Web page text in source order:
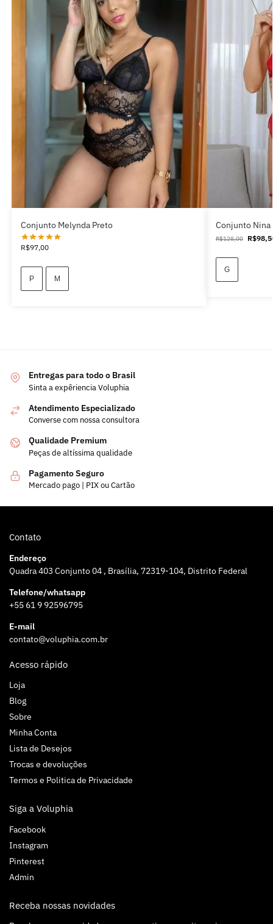
Conjunto Melynda Preto
R$97,00
P M
Conjunto
R$128,00 R$
G
Entregas para todo o Brasil
Sinta a expêriencia Voluphia
Atendimento Especializado
Converse com nossa consultora
Qualidade Premium
Peças de altíssima qualidade
Pagamento Seguro
Mercado pago | PIX ou Cartão
Contato
Endereço
Quadra 403 Conjunto 04 , Brasília, 72319-104, Distrito Federal
Telefone/whatsapp
+55 61 9 92596795
E-mail
contato@voluphia.com.br
Acesso rápido
Loja
Blog
Sobre
Minha Conta
Lista de Desejos
Trocas e devoluções
Termos e Politica de Privacidade
Siga a Voluphia
Facebook
Instagram
Pinterest
Admin
Receba nossas novidades